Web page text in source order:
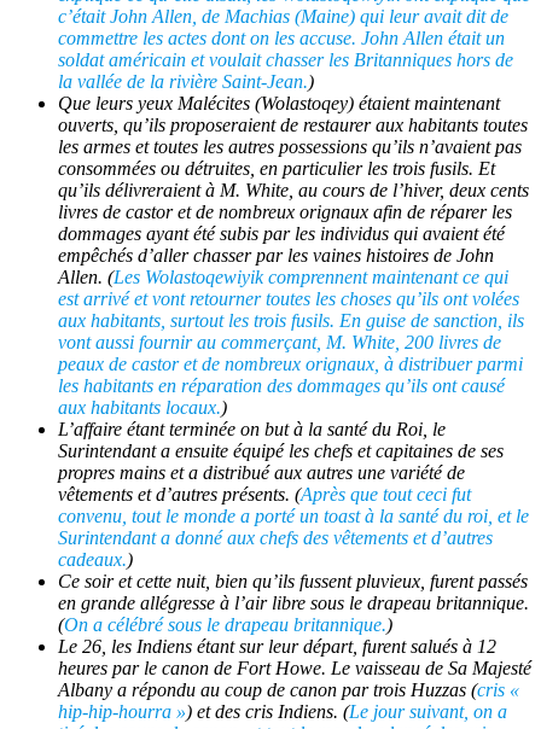
c’était John Allen, de Machias (Maine) qui leur avait dit de
commettre les actes dont on les accuse. John Allen était un
soldat américain et voulait chasser les Britanniques hors de
la vallée de la rivière Saint-Jean.)
Que leurs yeux Malécites (Wolastoqey) étaient maintenant
ouverts, qu’ils proposeraient de restaurer aux habitants toutes
les armes et toutes les autres possessions qu’ils n’avaient pas
consommées ou détruites, en particulier les trois fusils. Et
qu’ils délivreraient à M. White, au cours de l’hiver, deux cents
livres de castor et de nombreux orignaux afin de réparer les
dommages ayant été subis par les individus qui avaient été
empêchés d’aller chasser par les vaines histoires de John
Allen. (Les Wolastoqewiyikcomprennent maintenant ce qui
est arrivé et vont retourner toutes les choses qu’ils ont volées
aux habitants, surtout les trois fusils. En guise de sanction, ils
vont aussi fournir au commerçant, M. White, 200 livres de
peaux de castor et de nombreux orignaux, à distribuer parmi
les habitants en réparation des dommages qu’ils ont causé
aux habitants locaux.)
L’affaire étant terminée on but à la santé du Roi, le
Surintendant a ensuite équipé les chefs et capitaines de ses
propres mains et a distribué aux autres une variété de
vêtements et d’autres présents. (Après que tout ceci fut
convenu, tout le monde a porté un toast à la santé du roi, et le
Surintendant a donné aux chefs des vêtements et d’autres
cadeaux.)
Ce soir et cette nuit, bien qu’ils fussent pluvieux, furent passés
en grande allégresse à l’air libre sous le drapeau britannique.
(On a célébré sous le drapeau britannique.)
Le 26, les Indiens étant sur leur départ, furent salués à 12
heures par le canon de Fort Howe. Le vaisseau de Sa Majesté
Albany a répondu au coup de canon par trois Huzzas (cris «
hip-hip-hourra ») et des cris Indiens. (Le jour suivant, on a